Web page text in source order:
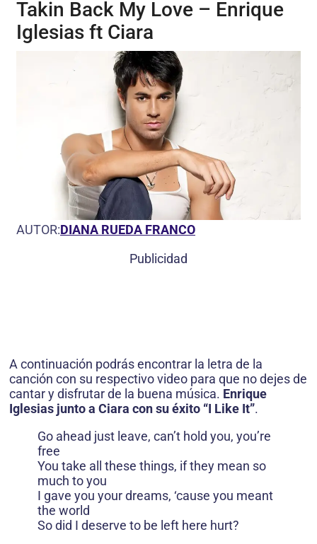
Takin Back My Love – Enrique
Iglesias ft Ciara
AUTOR:DIANA RUEDA FRANCO
Publicidad
A continuación podrás encontrar la letra de la
canción con su respectivo video para que no dejes de
cantar y disfrutar de la buena música. Enrique
Iglesias junto a Ciara con su éxito “I Like It”.
Go ahead just leave, can’t hold you, you’re
free
You take all these things, if they mean so
much to you
I gave you your dreams, ‘cause you meant
the world
So did I deserve to be left here hurt?